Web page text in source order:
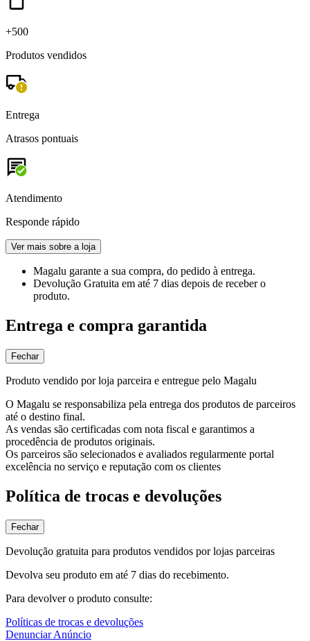
+500
Produtos vendidos
Entrega
Atrasos pontuais
Atendimento
Responde rápido
Ver mais sobre a loja
Magalu garante a sua compra, do pedido à entrega.
Devolução Gratuita em até 7 dias depois de receber o
produto.
Entrega e compra garantida
Fechar
Produto vendido por loja parceira e entregue pelo Magalu
O Magalu se responsabiliza pela entrega dos produtos de parceiros
até o destino final.
As vendas são certificadas com nota fiscal e garantimos a
procedência de produtos originais.
Os parceiros são selecionados e avaliados regularmente portal
excelência no serviço e reputação com os clientes
Política de trocas e devoluções
Fechar
Devolução gratuita para produtos vendidos por lojas parceiras
Devolva seu produto em até 7 dias do recebimento.
Para devolver o produto consulte:
Políticas de trocas e devoluções
Denunciar Anúncio